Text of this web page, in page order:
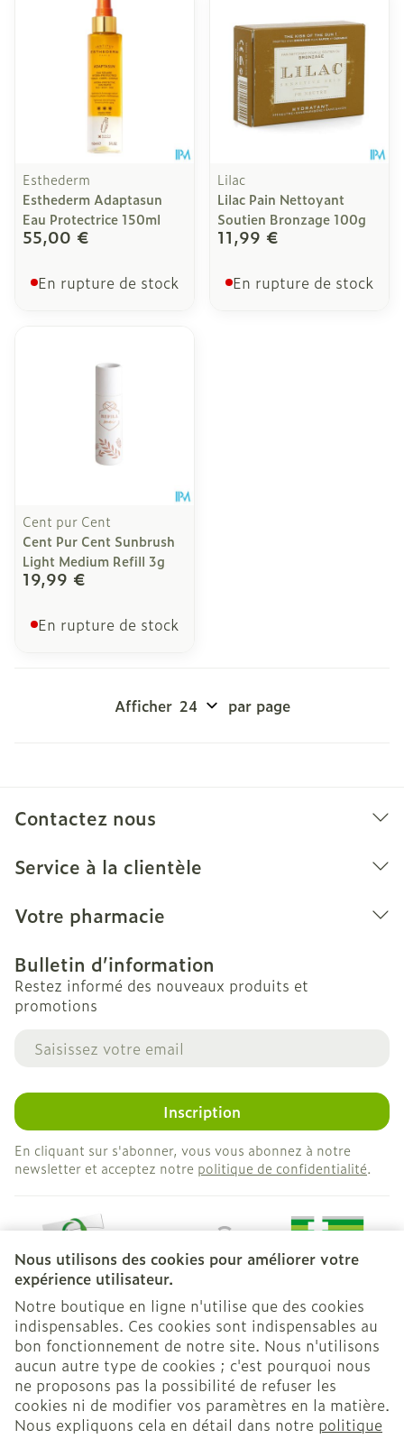
Nous utilisons des cookies pour améliorer votre
expérience utilisateur.
Notre boutique en ligne n'utilise que des cookies
indispensables. Ces cookies sont indispensables au
bon fonctionnement de notre site. Nous n'utilisons
aucun autre type de cookies ; c'est pourquoi nous
ne proposons pas la possibilité de refuser les
cookies ni de modifier vos paramètres en la matière.
Nous expliquons cela en détail dans notre politique
Esthederm
Esthederm Adaptasun
Eau Protectrice 150ml
55,00 €
En rupture de stock
Lilac
Lilac Pain Nettoyant
Soutien Bronzage 100g
11,99 €
En rupture de stock
Cent pur Cent
Cent Pur Cent Sunbrush
Light Medium Refill 3g
19,99 €
En rupture de stock
Afficher par page
Contactez nous
Service à la clientèle
Votre pharmacie
Bulletin d’information
Restez informé des nouveaux produits et
promotions
Adresse mail
Inscription
En cliquant sur s'abonner, vous vous abonnez à notre
newsletter et acceptez notre politique de confidentialité.
Liens légaux